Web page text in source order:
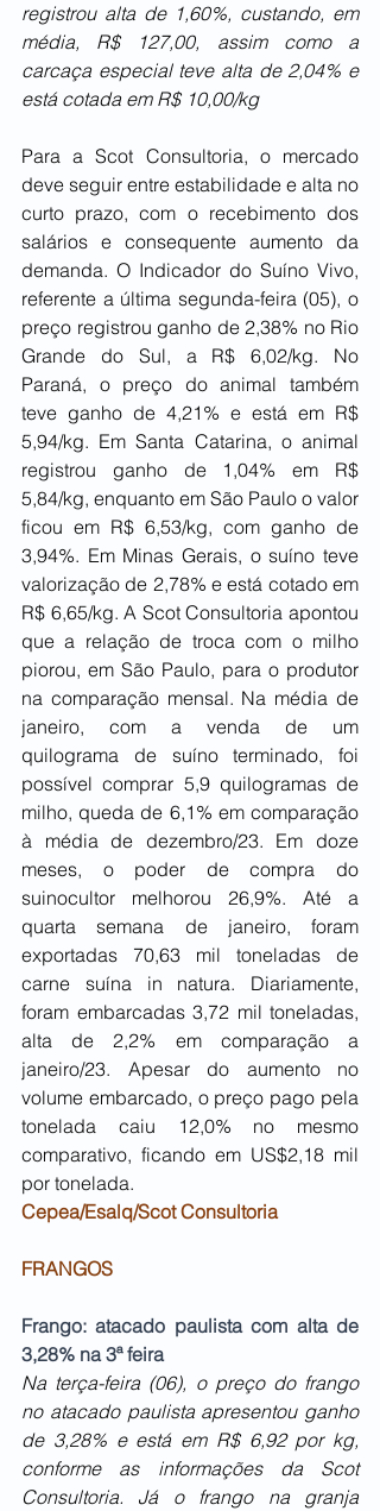
registrou alta de 1,60%, custando, em
média, R$ 127,00, assim como a
carcaça especial teve alta de 2,04% e
está cotada em R$ 10,00/kg
Para a Scot Consultoria, o mercado
deve seguir entre estabilidade e alta no
curto prazo, com o recebimento dos
salários e consequente aumento da
demanda. O Indicador do Suíno Vivo,
referente a última segunda-feira (05), o
preço registrou ganho de 2,38% no Rio
Grande do Sul, a R$ 6,02/kg. No
Paraná, o preço do animal também
teve ganho de 4,21% e está em R$
5,94/kg. Em Santa Catarina, o animal
registrou ganho de 1,04% em R$
5,84/kg, enquanto em São Paulo o valor
ficou em R$ 6,53/kg, com ganho de
3,94%. Em Minas Gerais, o suíno teve
valorização de 2,78% e está cotado em
R$ 6,65/kg. A Scot Consultoria apontou
que a relação de troca com o milho
piorou, em São Paulo, para o produtor
na comparação mensal. Na média de
janeiro, com a venda de um
quilograma de suíno terminado, foi
possível comprar 5,9 quilogramas de
milho, queda de 6,1% em comparação
à média de dezembro/23. Em doze
meses, o poder de compra do
suinocultor melhorou 26,9%. Até a
quarta semana de janeiro, foram
exportadas 70,63 mil toneladas de
carne suína in natura. Diariamente,
foram embarcadas 3,72 mil toneladas,
alta de 2,2% em comparação a
janeiro/23. Apesar do aumento no
volume embarcado, o preço pago pela
tonelada caiu 12,0% no mesmo
comparativo, ficando em US$2,18 mil
por tonelada.
Cepea/Esalq/Scot Consultoria
FRANGOS
Frango: atacado paulista com alta de
3,28% na 3ª feira
Na terça-feira (06), o preço do frango
no atacado paulista apresentou ganho
de 3,28% e está em R$ 6,92 por kg,
conforme as informações da Scot
Consultoria. Já o frango na granja